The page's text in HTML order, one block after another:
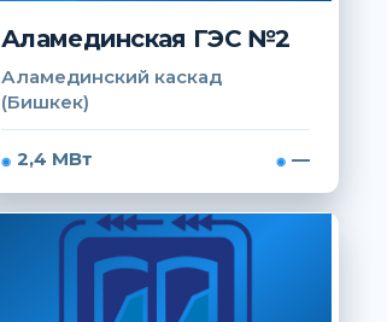
Аламединская ГЭС №2
Аламединский каскад
(Бишкек)
2,4 МВт —